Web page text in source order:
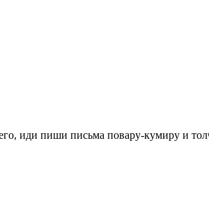
иди пиши письма повару-кумиру и